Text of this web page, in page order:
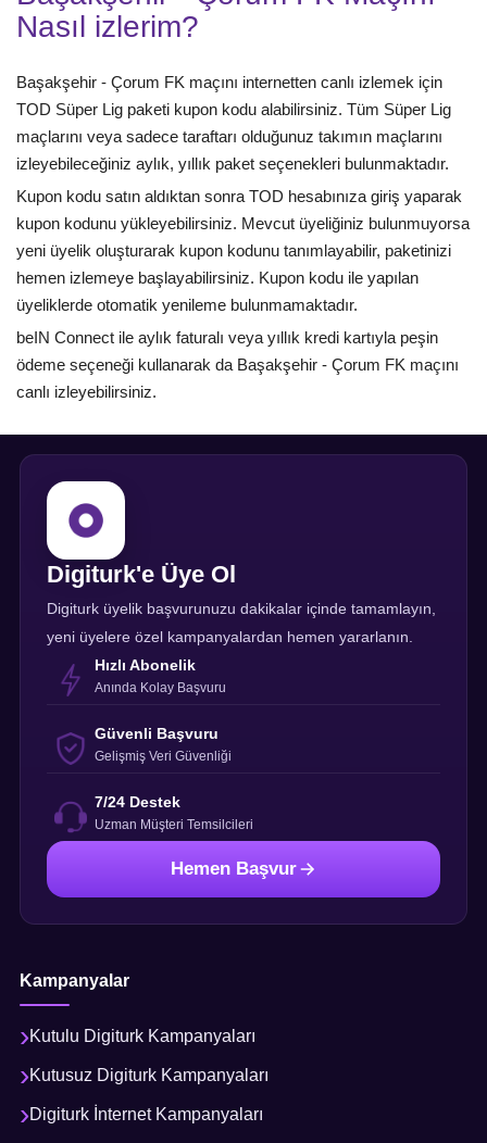
Nasıl izlerim?
Başakşehir - Çorum FK maçını internetten canlı izlemek için
TOD Süper Lig paketi kupon kodu alabilirsiniz. Tüm Süper Lig
maçlarını veya sadece taraftarı olduğunuz takımın maçlarını
izleyebileceğiniz aylık, yıllık paket seçenekleri bulunmaktadır.
Kupon kodu satın aldıktan sonra TOD hesabınıza giriş yaparak
kupon kodunu yükleyebilirsiniz. Mevcut üyeliğiniz bulunmuyorsa
yeni üyelik oluşturarak kupon kodunu tanımlayabilir, paketinizi
hemen izlemeye başlayabilirsiniz. Kupon kodu ile yapılan
üyeliklerde otomatik yenileme bulunmamaktadır.
beIN Connect ile aylık faturalı veya yıllık kredi kartıyla peşin
ödeme seçeneği kullanarak da Başakşehir - Çorum FK maçını
canlı izleyebilirsiniz.
Digiturk'e Üye Ol
Digiturk üyelik başvurunuzu dakikalar içinde tamamlayın,
yeni üyelere özel kampanyalardan hemen yararlanın.
Hızlı Abonelik
Anında Kolay Başvuru
Güvenli Başvuru
Gelişmiş Veri Güvenliği
7/24 Destek
Uzman Müşteri Temsilcileri
Hemen Başvur
Kampanyalar
Kutulu Digiturk Kampanyaları
Kutusuz Digiturk Kampanyaları
Digiturk İnternet Kampanyaları